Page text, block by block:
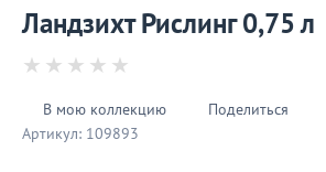
Ландзихт Рислинг 0,75 л
В мою коллекцию
Поделиться
Артикул: 109893